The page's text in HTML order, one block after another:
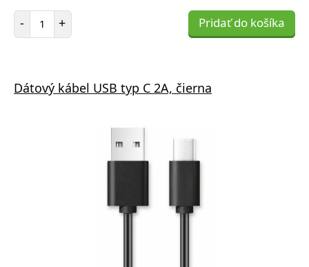
- Počet položiek
+ Pridať do košíka
Dátový kábel USB typ C 2A, čierna